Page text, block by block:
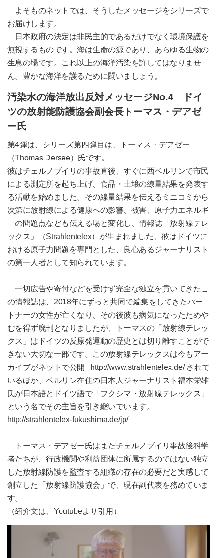
よそものネットでは、そうしたメッセージをシリーズで
お届けします。
日本政府の決定は非民主的であるだけでなく環境保護を
無視するものです。海は生命の源であり、あらゆる生物の
生息の場です。これ以上の海洋汚染を許してはなりませ
ん。豊かな海洋を護るために闘いましょう。
汚染水の海洋放出反対メッセージNo.4 ドイ
ツの放射能防護協会副会長トーマス・デアゼ
ー氏
第4弾は、シリーズ第四弾目は、トーマス・デアゼー
（Thomas Dersee）氏です。
彼はチェルノブイリの事故直後、すぐに西ベルリンで市民
による測定所を起ち上げ、食品・土壌の線量結果を発表す
る活動を始めました。その線量結果を伝えるミニコミから
次第に放射線による健康への影響、被害、原子力エネルギ
ーの問題点なども伝える場と変化し、情報誌「放射線テレ
ックス」（Strahlentelex）が生まれました。彼はドイツに
おける原子力問題を専門とした、良心あるジャーナリスト
の第一人者として知られています。
一切広告や寄付などを受けず完全な独立を貫いてきたこ
の情報誌は、2018年にずっと共同で編集をしてきたパー
トナーの女性が亡くなり、その後彼も病気になったためや
むを得ず廃刊となりましたが、トーマスの「放射線テレッ
クス」はドイツの反原発運動の歴史とは切り離すことがで
きない大切な一部です。この放射線テレックスは今もアー
カイブがネットで公開 http://www.strahlentelex.de/ されて
いるほか、ベルリン在住の日本人ジャーナリスト福本栄雄
氏が日本語とドイツ語で「フクシマ・放射線テレックス」
という名でその主旨を引き継いでいます。
http://strahlentelex-fukushima.de/jp/
トーマス・デアゼー氏はまたチェルノブイリ事故後科学
者たちが、行政機関や利益団体に所属するのではない独立
した放射線防護を監査する組織の存在の必要だと実感して
創立した「放射線防護協会」で、現在副代表を務めていま
す。
（紹介文は、Youtubeより引用）